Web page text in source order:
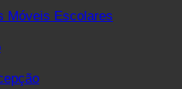
Móveis Escolares